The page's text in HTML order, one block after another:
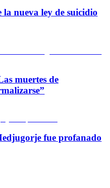
nueva ley de suicidio
muertes de
fue profanado